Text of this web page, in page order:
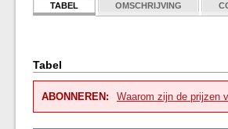
TABEL OMSCHRIJVING
Tabel
ABONNEREN: Waarom zijn de prijzen